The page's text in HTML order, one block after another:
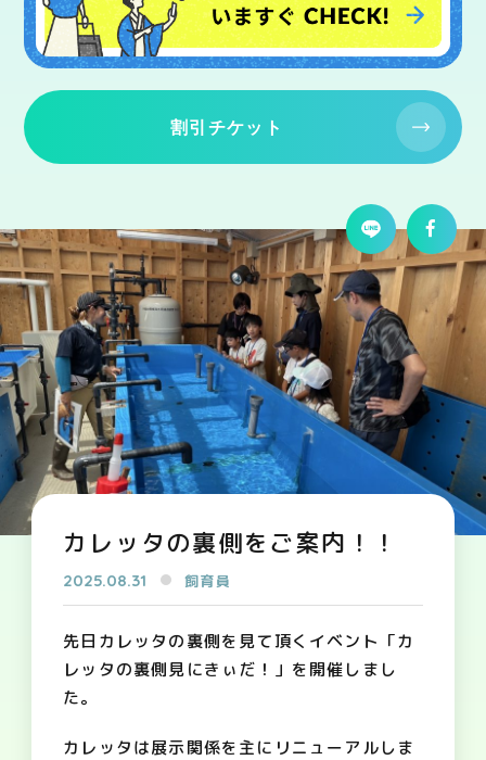
割引チケット
カレッタの裏側をご案内！！
2025.08.31 飼育員
先日カレッタの裏側を見て頂くイベント「カ
レッタの裏側見にきぃだ！」を開催しまし
た。
カレッタは展示関係を主にリニューアルしま